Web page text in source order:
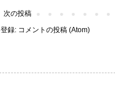
次の投稿
登録: コメントの投稿 (Atom)